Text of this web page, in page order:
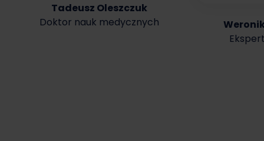
Tadeusz Oleszczuk
Doktor nauk medycznych